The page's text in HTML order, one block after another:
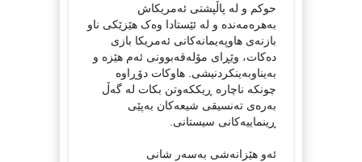
حوکم و لە پاڵپشتی ئەمریکاش
بەهرەمەندە و لە ئێستادا وەک هێزێکی ناو
بازنەی هاوپەیمانەکانی ئەمریکا بازی
دەکات، وێڕای مۆلەقەبوونی ئەم هێزە و
بەیناوبەینکردنیشی. هاوکات دۆڕاوە
چونکە ناچارە ڕیککەوتن بکات لە گەڵ
بەرەی تەنسیقی شیعەکان بەپێی
ڕینماییەکانی سیستانی.
ئەو هێزانەشی بەسەر شانی